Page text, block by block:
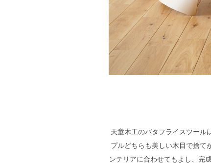
天童木工のバタフライスツール
プルどちらも美しい木目で捨て
ンテリアに合わせてもよし、完